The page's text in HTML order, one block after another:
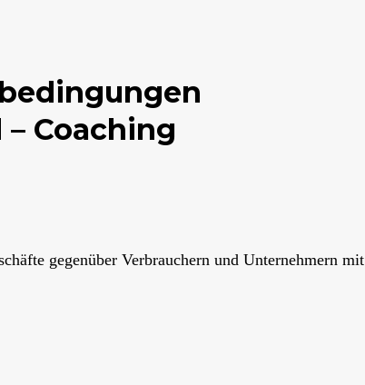
Coaching
gegenüber Verbrauchern und Unternehmern mit